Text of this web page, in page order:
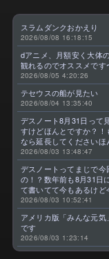
スラムダンクおかえり
2026/08/08 16:18:15
dアニメ、月額安く大体
観れるのでオススメです
2026/08/05 4:20:26
テセウスの船が見たい
2026/08/04 13:35:40
デスノート8月31日って
すけどほんとですか？！
なら延長してくださいほ
好きなんです😭
2026/08/03 13:48:47
デスノートってまじで今
の！？数年前も8月31日
て書いてて今もあるけど
じのやつ！？よくわから
きればなくならないでほ
成アニメを振り返らせて
っ！！！！！！！
2026/08/03 10:52:41
アメリカ版「みんな元気
です
2026/08/03 1:23:14